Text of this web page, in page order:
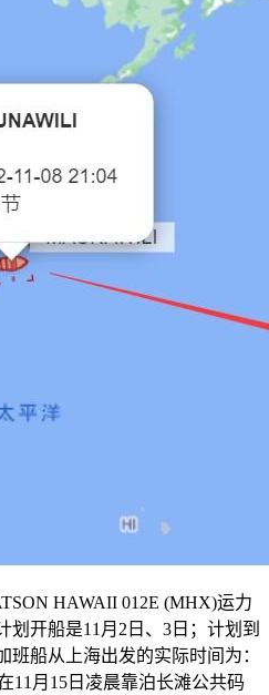
HAWAII 012E (MHX)运力
划开船是11月2日、3日；计划到
班船从上海出发的实际时间为：
11月15日凌晨靠泊长滩公共码